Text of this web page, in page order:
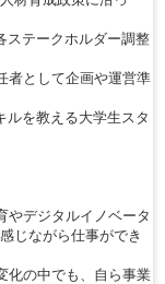
ステークホルダー調整
者として企画や運営準
を教える大学生スタ
やデジタルイノベータ
じながら仕事ができ
化の中でも、自ら事業